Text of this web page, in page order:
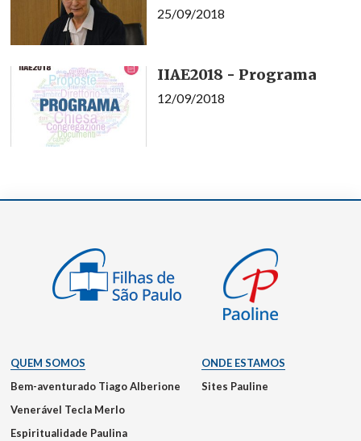
25/09/2018
IIAE2018 - Programa
12/09/2018
QUEM SOMOS
Bem-aventurado Tiago Alberione
Venerável Tecla Merlo
Espiritualidade Paulina
ONDE ESTAMOS
Sites Pauline